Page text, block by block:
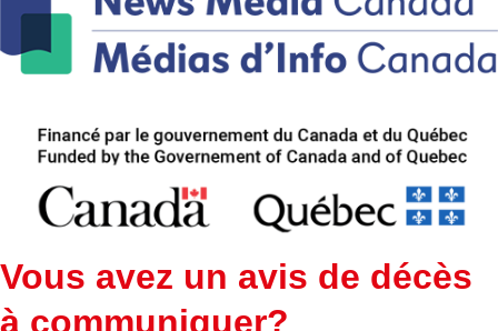
Vous avez un avis de décès
à communiquer?